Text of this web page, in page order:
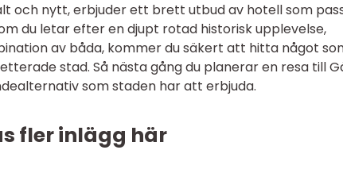
och nytt, erbjuder ett brett utbud av hotell som
du letar efter en djupt rotad historisk upplevelse,
av båda, kommer du säkert att hitta något
stad. Så nästa gång du planerar en resa till
som staden har att erbjuda.
fler inlägg här